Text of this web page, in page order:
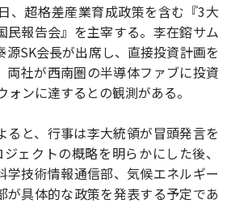
、超格差産業育成政策を含む『3大
民報告会』を主宰する。李在鎔サム
源SK会長が出席し、直接投資計画を
両社が西南圏の半導体ファブに投資
ンに達するとの観測がある。
ると、行事は李大統領が冒頭発言を
ェクトの概略を明らかにした後、
学技術情報通信部、気候エネルギー
が具体的な政策を発表する予定であ